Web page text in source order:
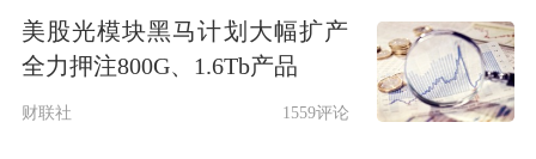
美股光模块黑马计划大幅扩产
全力押注800G、1.6Tb产品
财联社 1559评论